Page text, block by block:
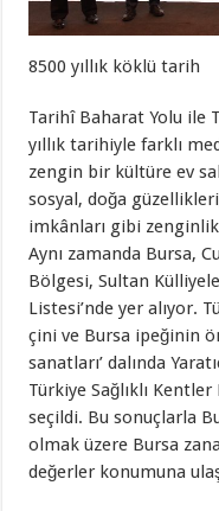
8500 yıllık köklü tarih
Tarihî Baharat Yolu ile
yıllık tarihiyle farklı
zengin bir kültüre ev
sosyal, doğa
imkânları gibi
Aynı zamanda Bursa,
Bölgesi, Sultan
Listesi’nde yer alıyor.
çini ve Bursa ipeğinin
sanatları’ dalında
Türkiye Sağlıklı
seçildi. Bu sonuçlarla
olmak üzere Bursa
değerler konumuna